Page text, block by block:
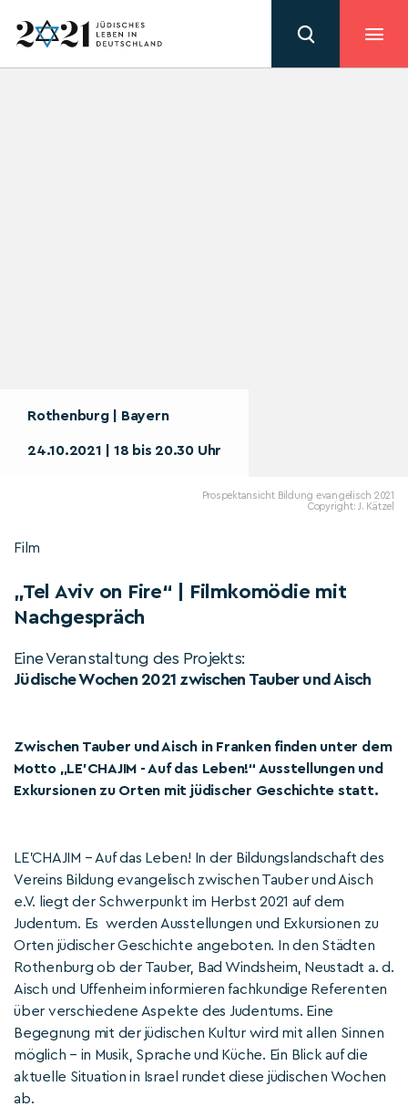
Rothenburg | Bayern
24.10.2021 | 18 bis 20.30 Uhr
Prospektansicht Bildung evangelisch 2021
Copyright: J. Kätzel
Film
„Tel Aviv on Fire“ | Filmkomödie mit
Nachgespräch
Eine Veranstaltung des Projekts:
Jüdische Wochen 2021 zwischen Tauber und Aisch
Zwischen Tauber und Aisch in Franken finden unter dem
Motto „LE'CHAJIM - Auf das Leben!“ Ausstellungen und
Exkursionen zu Orten mit jüdischer Geschichte statt.
LE’CHAJIM – Auf das Leben! In der Bildungslandschaft des
Vereins Bildung evangelisch zwischen Tauber und Aisch
e.V. liegt der Schwerpunkt im Herbst 2021 auf dem
Judentum. Es werden Ausstellungen und Exkursionen zu
Orten jüdischer Geschichte angeboten. In den Städten
Rothenburg ob der Tauber, Bad Windsheim, Neustadt a. d.
Aisch und Uffenheim informieren fachkundige Referenten
über verschiedene Aspekte des Judentums. Eine
Begegnung mit der jüdischen Kultur wird mit allen Sinnen
möglich – in Musik, Sprache und Küche. Ein Blick auf die
aktuelle Situation in Israel rundet diese jüdischen Wochen
ab.